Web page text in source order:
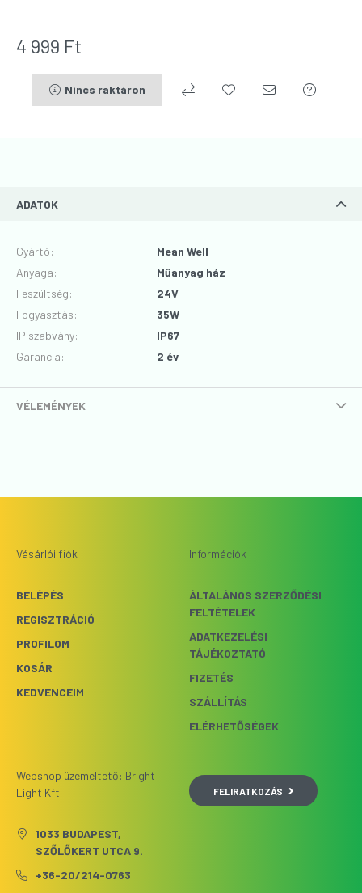
4 999 Ft
Nincs raktáron
ADATOK
Gyártó:
Mean Well
Anyaga:
Műanyag ház
Feszültség:
24V
Fogyasztás:
35W
IP szabvány:
IP67
Garancia: 2 év
VÉLEMÉNYEK
Vásárlói fiók
BELÉPÉS
REGISZTRÁCIÓ
PROFILOM
KOSÁR
KEDVENCEIM
Információk
ÁLTALÁNOS SZERZŐDÉSI
FELTÉTELEK
ADATKEZELÉSI
TÁJÉKOZTATÓ
FIZETÉS
SZÁLLÍTÁS
ELÉRHETŐSÉGEK
Webshop üzemeltető: Bright
Light Kft.
1033 BUDAPEST,
SZŐLŐKERT UTCA 9.
+36-20/214-0763
FELIRATKOZÁS